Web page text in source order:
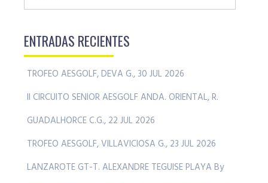
ENTRADAS RECIENTES
TROFEO AESGOLF, DEVA G., 30 JUL 2026
II CIRCUITO SENIOR AESGOLF ANDA. ORIENTAL, R.
GUADALHORCE C.G., 22 JUL 2026
TROFEO AESGOLF, VILLAVICIOSA G., 23 JUL 2026
LANZAROTE GT-T. ALEXANDRE TEGUISE PLAYA By